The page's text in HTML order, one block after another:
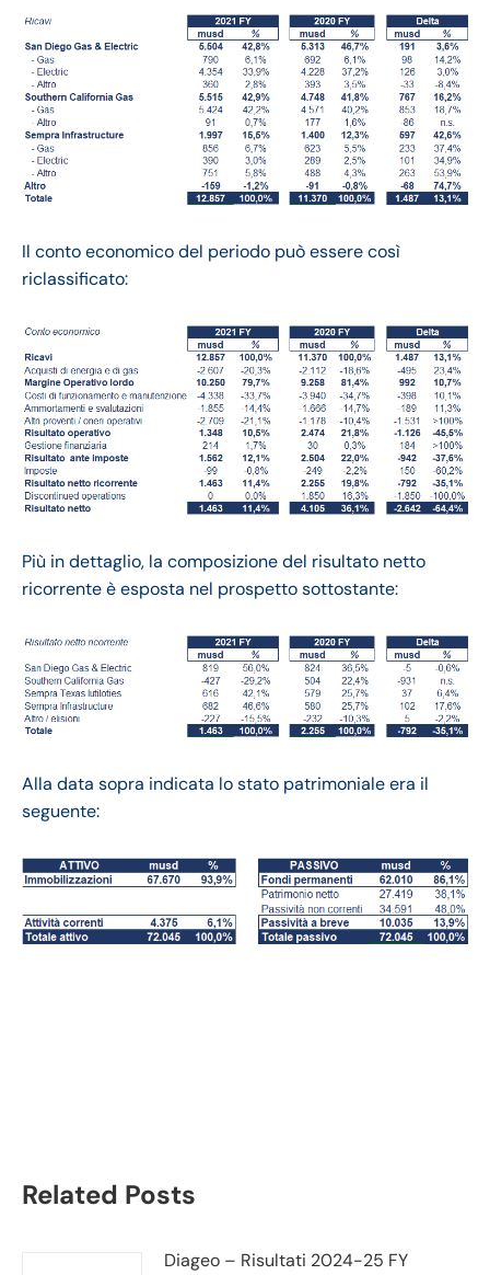
Il conto economico del periodo può essere così
riclassificato:
Più in dettaglio, la composizione del risultato netto
ricorrente è esposta nel prospetto sottostante:
Alla data sopra indicata lo stato patrimoniale era il
seguente:
Related Posts
Diageo – Risultati 2024-25 FY